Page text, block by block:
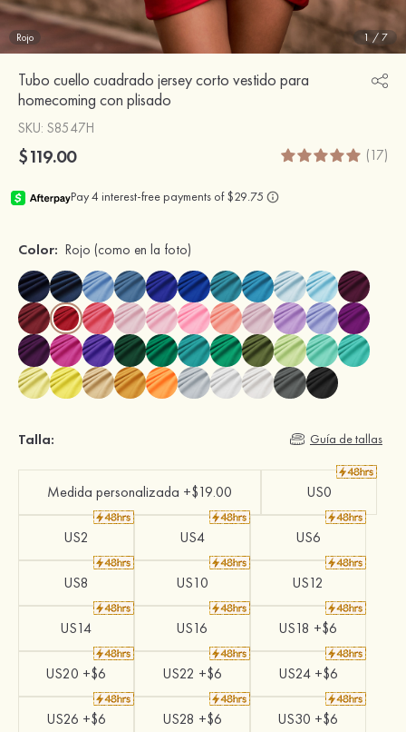
Rojo 1 /7
Tubo cuello cuadrado jersey corto vestido para
homecoming con plisado
SKU: S8547H
$119.00 (17)
Color: Rojo (como en la foto)
Talla: Guía de tallas
Medida personalizada +$19.00 US0
US2 US4 US6
US8 US10 US12
US14 US16 US18 +$6
US20 +$6 US22 +$6 US24 +$6
US26 +$6 US28 +$6 US30 +$6